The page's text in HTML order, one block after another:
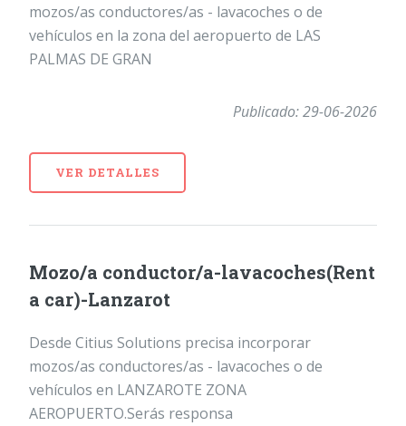
mozos/as conductores/as - lavacoches o de
vehículos en la zona del aeropuerto de LAS
PALMAS DE GRAN
Publicado: 29-06-2026
VER DETALLES
Mozo/a conductor/a-lavacoches(Rent
a car)-Lanzarot
Desde Citius Solutions precisa incorporar
mozos/as conductores/as - lavacoches o de
vehículos en LANZAROTE ZONA
AEROPUERTO.Serás responsa